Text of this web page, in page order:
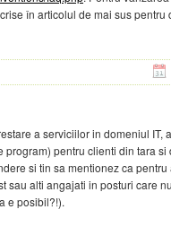
în articolul de mai sus pentru
a serviciilor in domeniul IT,
pentru clienti din tara si
si tin sa mentionez ca
sau alti angajati in posturi care
e posibil?!).